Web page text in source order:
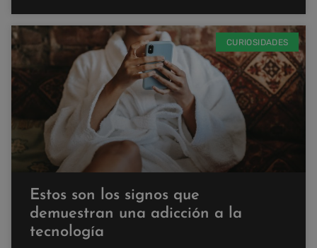
CURIOSIDADES
Estos son los signos que
demuestran una adicción a la
tecnología